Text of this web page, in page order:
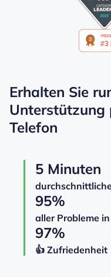
Erhalten Sie
Unterstützung
Telefon
5 Minuten
95%
aller Probleme
97%
👍️️️️️️ Zufriedenheit